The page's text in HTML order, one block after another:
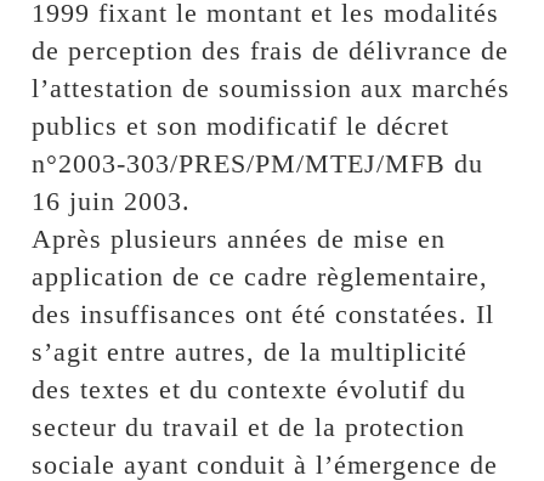
1999 fixant le montant et les modalités
de perception des frais de délivrance de
l’attestation de soumission aux marchés
publics et son modificatif le décret
n°2003-303/PRES/PM/MTEJ/MFB du
16 juin 2003.
Après plusieurs années de mise en
application de ce cadre règlementaire,
des insuffisances ont été constatées. Il
s’agit entre autres, de la multiplicité
des textes et du contexte évolutif du
secteur du travail et de la protection
sociale ayant conduit à l’émergence de